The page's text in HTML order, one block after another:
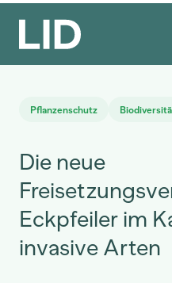
Pflanzenschutz
Die neue
Eckpfeiler im
invasive Arten